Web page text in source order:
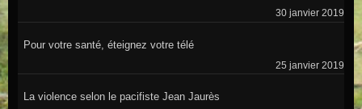
30 janvier 2019
Pour votre santé, éteignez votre télé
25 janvier 2019
La violence selon le pacifiste Jean Jaurès